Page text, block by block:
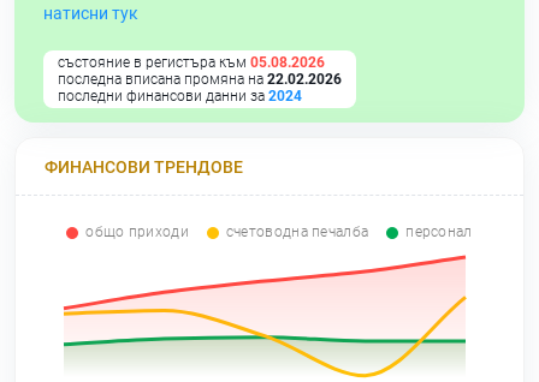
натисни тук
състояние в регистъра към 05.08.2026
последна вписана промяна на 22.02.2026
последни финансови данни за 2024
ФИНАНСОВИ ТРЕНДОВЕ
общо приходи счетоводна печалба персонал